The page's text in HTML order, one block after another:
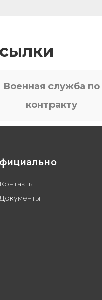
Военная служба по
контракту
Контакты